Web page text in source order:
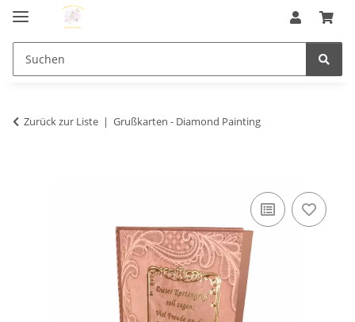
Zurück zur Liste Grußkarten - Diamond Painting